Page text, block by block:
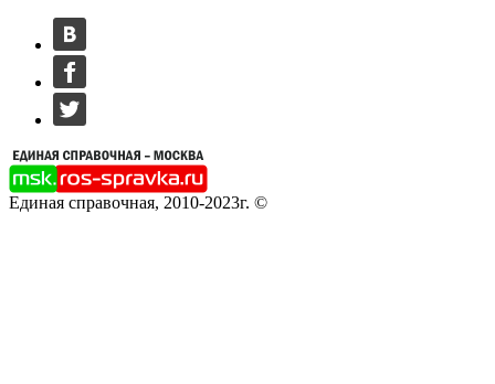
Единая справочная, 2010-2023г. ©